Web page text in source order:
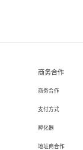
商务合作
商务合作
支付方式
孵化器
地址商合作